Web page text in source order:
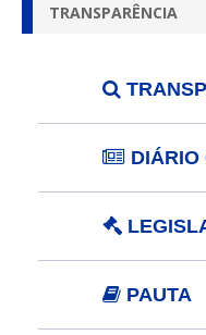
TRANSPARÊNCIA
DIÁRIO
PAUTA